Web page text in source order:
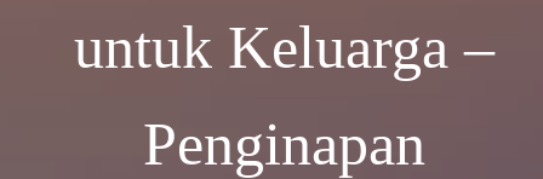
untuk Keluarga –
Penginapan